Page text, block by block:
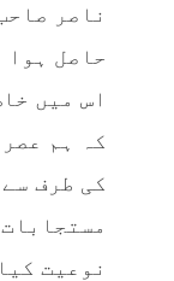
ناصر
حاصل ہوا
اس میں
کہ ہم
کی طرف
نوعیت